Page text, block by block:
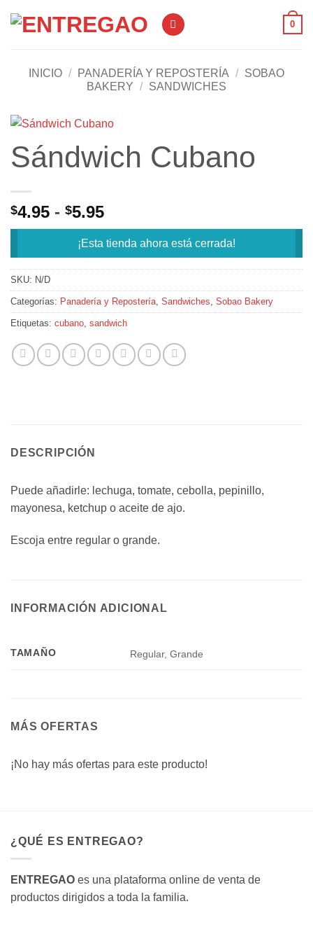
0
INICIO / PANADERÍA Y REPOSTERÍA /
SOBAO
BAKERY / SANDWICHES
Sándwich Cubano
$4.95 - $5.95Rango
de
precios:
desde
hasta
$5.95
¡Esta tienda ahora está cerrada!
SKU: N/D
Categorías: Panadería y Repostería Sandwiches Sobao Bakery
Etiquetas: cubano sandwich
DESCRIPCIÓN
Puede añadirle: lechuga, tomate, cebolla, pepinillo,
mayonesa, ketchup o aceite de ajo.
Escoja entre regular o grande.
INFORMACIÓN ADICIONAL
TAMAÑO Regular, Grande
MÁS OFERTAS
¡No hay más ofertas para este producto!
¿QUÉ ES ENTREGAO?
ENTREGAO es una plataforma online de venta de
productos dirigidos a toda la familia.